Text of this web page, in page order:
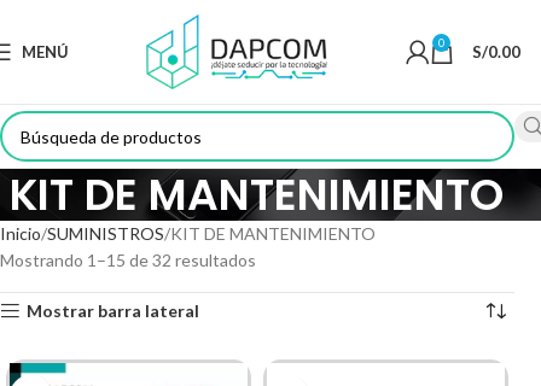
MENÚ 0 S/0.00
KIT DE MANTENIMIENTO
Inicio SUMINISTROS KIT DE MANTENIMIENTO
Mostrando 1–15 de 32 resultados
Mostrar barra lateral